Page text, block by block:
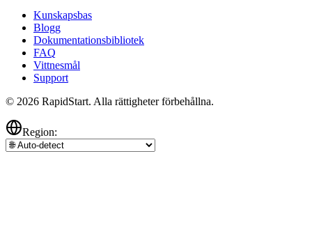
Kunskapsbas
Blogg
Dokumentationsbibliotek
FAQ
Vittnesmål
Support
© 2026 RapidStart. Alla rättigheter förbehållna.
Region: